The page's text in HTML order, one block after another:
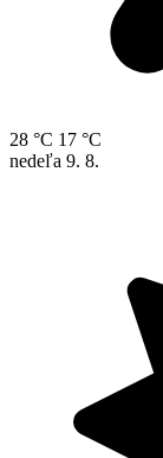
28 °C 17 °C
nedeľa 9. 8.